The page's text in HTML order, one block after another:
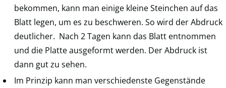
bekommen, kann man einige kleine Steinchen auf das
Blatt legen, um es zu beschweren. So wird der Abdruck
deutlicher. Nach 2 Tagen kann das Blatt entnommen
und die Platte ausgeformt werden. Der Abdruck ist
dann gut zu sehen.
Im Prinzip kann man verschiedenste Gegenstände